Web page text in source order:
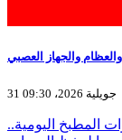
31 جويلية 2026، 09:30
المطبخ اليومية..